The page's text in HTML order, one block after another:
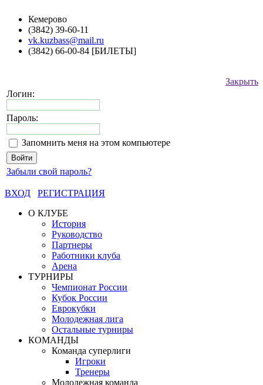
Кемерово
(3842) 39-60-11
vk.kuzbass@mail.ru
(3842) 66-00-84 [БИЛЕТЫ]
Закрыть
Логин:
Пароль:
Запомнить меня на этом компьютере
Забыли свой пароль?
ВХОД
РЕГИСТРАЦИЯ
О КЛУБЕ
История
Руководство
Партнеры
Работники клуба
Арена
ТУРНИРЫ
Чемпионат России
Кубок России
Еврокубки
Молодежная лига
Остальные турниры
КОМАНДЫ
Команда суперлиги
Игроки
Тренеры
Молодежная команда